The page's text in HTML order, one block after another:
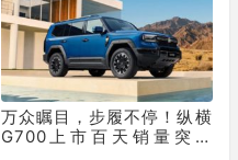
万众瞩目，步履不停！纵横
G700上市百天销量突破